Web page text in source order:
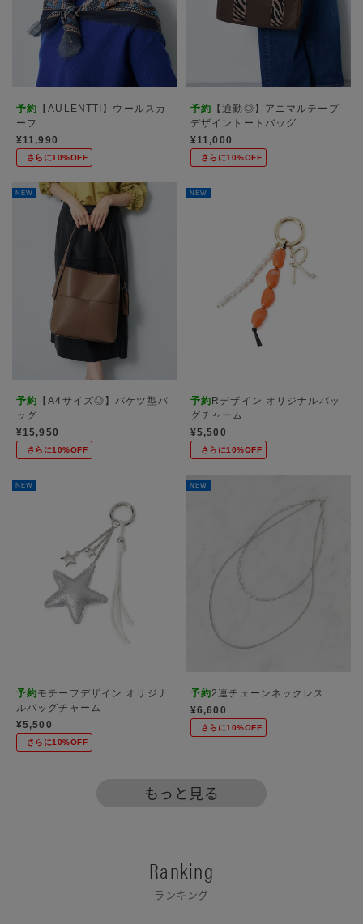
予約 【AULENTTI】ウールスカ
ーフ
¥11,990
さらに10%OFF
予約 【通勤◎】アニマルテープ
デザイントートバッグ
¥11,000
さらに10%OFF
NEW
予約 【A4サイズ◎】バケツ型バ
ッグ
¥15,950
さらに10%OFF
NEW
予約 Rデザイン オリジナルバッ
グチャーム
¥5,500
さらに10%OFF
NEW
予約モチーフデザイン オリジナ
ルバッグチャーム
¥5,500
さらに10%OFF
NEW
予約2連チェーンネックレス
¥6,600
さらに10%OFF
もっと見る
Ranking
ランキング